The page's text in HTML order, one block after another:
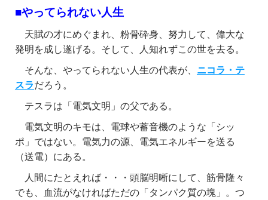
■やってられない人生
天賦の才にめぐまれ、粉骨砕身、努力して、偉大な
発明を成し遂げる。そして、人知れずこの世を去る。
そんな、やってられない人生の代表が、 ニコラ・テ
スラだろう。
テスラは「電気文明」の父である。
電気文明のキモは、電球や蓄音機のような「シッ
ポ」ではない。電気力の源、電気エネルギーを送る
（送電）にある。
人間にたとえれば・・・頭脳明晰にして、筋骨隆々
でも、血流がなければただの「タンパク質の塊」。つ